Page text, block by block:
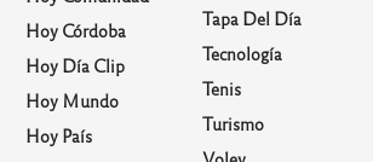
Hoy Córdoba
Hoy Día Clip
Hoy Mundo
Hoy País
Tapa Del Día
Tecnología
Tenis
Turismo